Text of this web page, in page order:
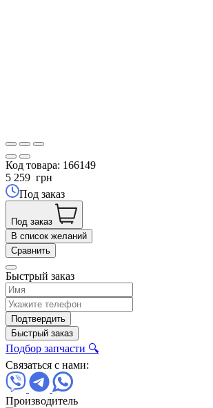
Код товара: 166149
5 259 грн
Под заказ
Под заказ
В список желаний
Сравнить
Быстрый заказ
Подтвердить
Быстрый заказ
Подбор запчасти 🔍
Связаться с нами:
Производитель